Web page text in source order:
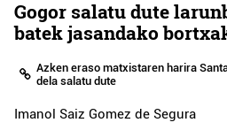
Gogor salatu dute
batek jasandako
Azken eraso matxistaren harira
dela salatu dute
Imanol Saiz Gomez de Segura